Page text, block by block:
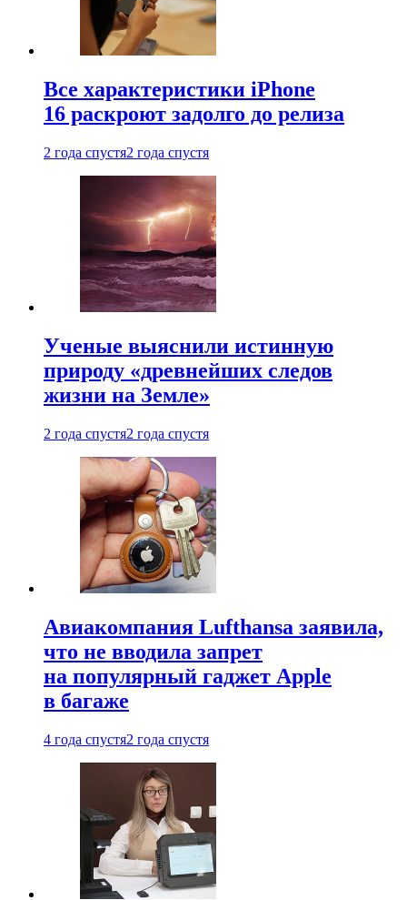
Все характеристики iPhone
16 раскроют задолго до релиза
2 года спустя2 года спустя
Ученые выяснили истинную
природу «древнейших следов
жизни на Земле»
2 года спустя2 года спустя
Авиакомпания Lufthansa заявила,
что не вводила запрет
на популярный гаджет Apple
в багаже
4 года спустя2 года спустя